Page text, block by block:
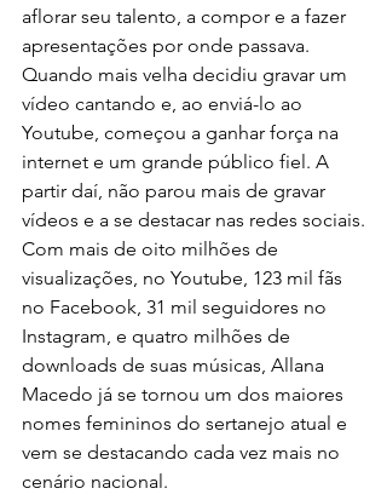
aflorar seu talento, a compor e a fazer
apresentações por onde passava.
Quando mais velha decidiu gravar um
vídeo cantando e, ao enviá-lo ao
Youtube, começou a ganhar força na
internet e um grande público fiel. A
partir daí, não parou mais de gravar
vídeos e a se destacar nas redes sociais.
Com mais de oito milhões de
visualizações, no Youtube, 123 mil fãs
no Facebook, 31 mil seguidores no
Instagram, e quatro milhões de
downloads de suas músicas, Allana
Macedo já se tornou um dos maiores
nomes femininos do sertanejo atual e
vem se destacando cada vez mais no
cenário nacional.